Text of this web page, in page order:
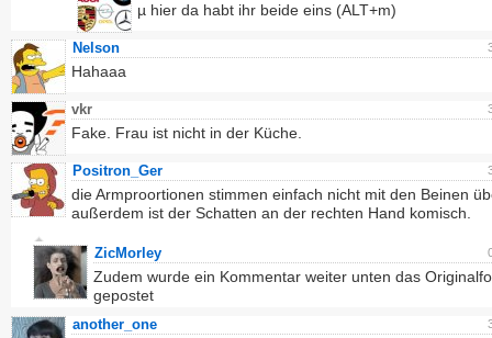
µ hier da habt ihr beide eins (ALT+m)
Nelson
Hahaaa
vkr
Fake. Frau ist nicht in der Küche.
Positron_Ger
die Armproortionen stimmen einfach nicht mit den Beinen
außerdem ist der Schatten an der rechten Hand komisch.
ZicMorley
Zudem wurde ein Kommentar weiter unten das
gepostet
another_one